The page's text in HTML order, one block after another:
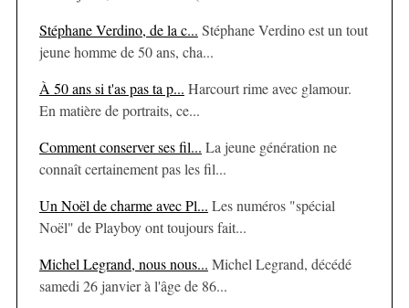
Stéphane Verdino, de la c... Stéphane Verdino est un tout
jeune homme de 50 ans, cha...
À 50 ans si t'as pas ta p... Harcourt rime avec glamour.
En matière de portraits, ce...
Comment conserver ses fil... La jeune génération ne
connaît certainement pas les fil...
Un Noël de charme avec Pl... Les numéros "spécial
Noël" de Playboy ont toujours fait...
Michel Legrand, nous nous... Michel Legrand, décédé
samedi 26 janvier à l'âge de 86...